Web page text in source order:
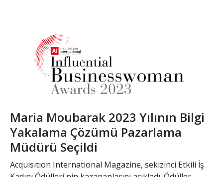
Maria Moubarak 2023 Yılının Bilgi
Yakalama Çözümü Pazarlama
Müdürü Seçildi
Acquisition International Magazine, sekizinci Etkili İş